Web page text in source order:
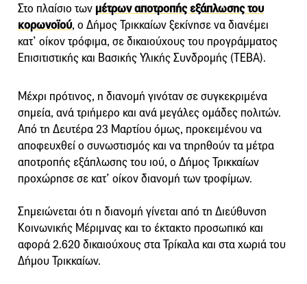
Στο πλαίσιο των μέτρων αποτροπής εξάπλωσης του
κορωνοϊού, ο Δήμος Τρικκαίων ξεκίνησε να διανέμει
κατ’ οίκον τρόφιμα, σε δικαιούχους του προγράμματος
Επισιτιστικής και Βασικής Υλικής Συνδρομής (ΤΕΒΑ).
Μέχρι πρότινος, η διανομή γινόταν σε συγκεκριμένα
σημεία, ανά τριήμερο και ανά μεγάλες ομάδες πολιτών.
Από τη Δευτέρα 23 Μαρτίου όμως, προκειμένου να
αποφευχθεί ο συνωστισμός και να τηρηθούν τα μέτρα
αποτροπής εξάπλωσης του ιού, ο Δήμος Τρικκαίων
προχώρησε σε κατ’ οίκον διανομή των τροφίμων.
Σημειώνεται ότι η διανομή γίνεται από τη Διεύθυνση
Κοινωνικής Μέριμνας και το έκτακτο προσωπικό και
αφορά 2.620 δικαιούχους στα Τρίκαλα και στα χωριά του
Δήμου Τρικκαίων.